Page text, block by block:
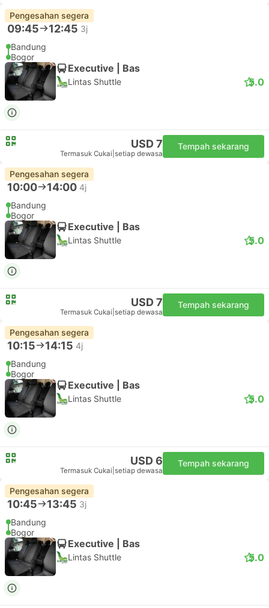
Pengesahan segera
09:45 12:45 3j
Bandung
Bogor
Executive | Bas
Lintas Shuttle 5.0
USD 7
Termasuk Cukai setiap dewasa
Tempah sekarang
Pengesahan segera
10:00 14:00 4j
Bandung
Bogor
Executive | Bas
Lintas Shuttle 5.0
USD 7
Termasuk Cukai setiap dewasa
Tempah sekarang
Pengesahan segera
10:15 14:15 4j
Bandung
Bogor
Executive | Bas
Lintas Shuttle 5.0
USD 6
Termasuk Cukai setiap dewasa
Tempah sekarang
Pengesahan segera
10:45 13:45 3j
Bandung
Bogor
Executive | Bas
Lintas Shuttle 5.0